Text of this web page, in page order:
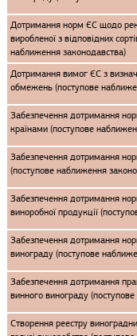
Дотримання норм ЄС щодо
виробленої з відповідних
наближення законодавства)
Дотримання вимог ЄС з
обмежень (поступове
Забезпечення дотримання
країнами (поступове
Забезпечення дотримання
(поступове наближення
Забезпечення дотримання
виноробної продукції
Забезпечення дотримання
винограду (поступове
Забезпечення дотримання
винного винограду
Створення реестру